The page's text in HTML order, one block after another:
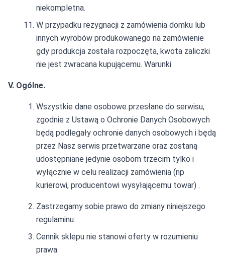
niekompletna.
W przypadku rezygnacji z zamówienia domku lub
innych wyrobów produkowanego na zamówienie
gdy produkcja została rozpoczęta, kwota zaliczki
nie jest zwracana kupującemu. Warunki
V. Ogólne.
Wszystkie dane osobowe przesłane do serwisu,
zgodnie z Ustawą o Ochronie Danych Osobowych
będą podlegały ochronie danych osobowych i będą
przez Nasz serwis przetwarzane oraz zostaną
udostępniane jedynie osobom trzecim tylko i
wyłącznie w celu realizacji zamówienia (np
kurierowi, producentowi wysyłającemu towar) .
Zastrzegamy sobie prawo do zmiany niniejszego
regulaminu.
Cennik sklepu nie stanowi oferty w rozumieniu
prawa.